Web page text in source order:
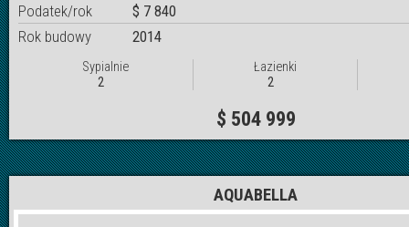
Podatek/rok
$ 7 840
Rok budowy
2014
Sypialnie
2
Łazienki
2
$ 504 999
AQUABELLA